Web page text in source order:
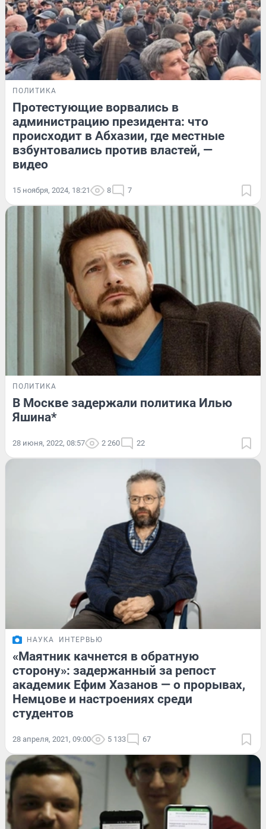
ПОЛИТИКА
Протестующие ворвались в
администрацию президента: что
происходит в Абхазии, где местные
взбунтовались против властей, —
видео
15 ноября, 2024, 18:21 8 7
ПОЛИТИКА
В Москве задержали политика Илью
Яшина*
28 июня, 2022, 08:57 2 260 22
НАУКА ИНТЕРВЬЮ
«Маятник качнется в обратную
сторону»: задержанный за репост
академик Ефим Хазанов — о прорывах,
Немцове и настроениях среди
студентов
28 апреля, 2021, 09:00 5 133 67